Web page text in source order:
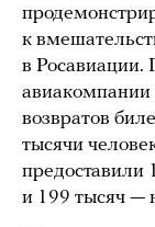
к
в Росавиации.
возвратов
тысячи
предоставили
и 199 тысяч —